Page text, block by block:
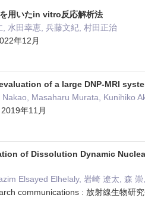
用いたin vitro反応解析法
水田幸恵, 兵藤文紀, 村田正治
年12月
of a large DNP-MRI
Masaharu Murata, Kunihiko
年11月
of Dissolution Dynamic
Elsayed Elhelaly, 岩崎 遼太, 森
communications : 放射線生物研